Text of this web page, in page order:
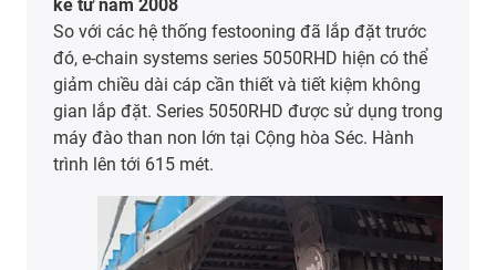
kể từ năm 2008
So với các hệ thống festooning đã lắp đặt trước
đó, e-chain systems series 5050RHD hiện có thể
giảm chiều dài cáp cần thiết và tiết kiệm không
gian lắp đặt. Series 5050RHD được sử dụng trong
máy đào than non lớn tại Cộng hòa Séc. Hành
trình lên tới 615 mét.